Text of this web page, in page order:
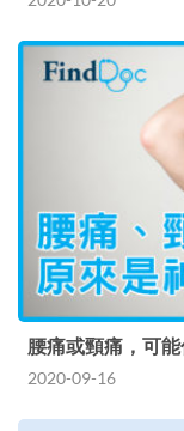
腰痛或頸痛，可
2020-09-16